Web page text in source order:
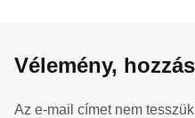
Vélemény,
Az e-mail címet nem